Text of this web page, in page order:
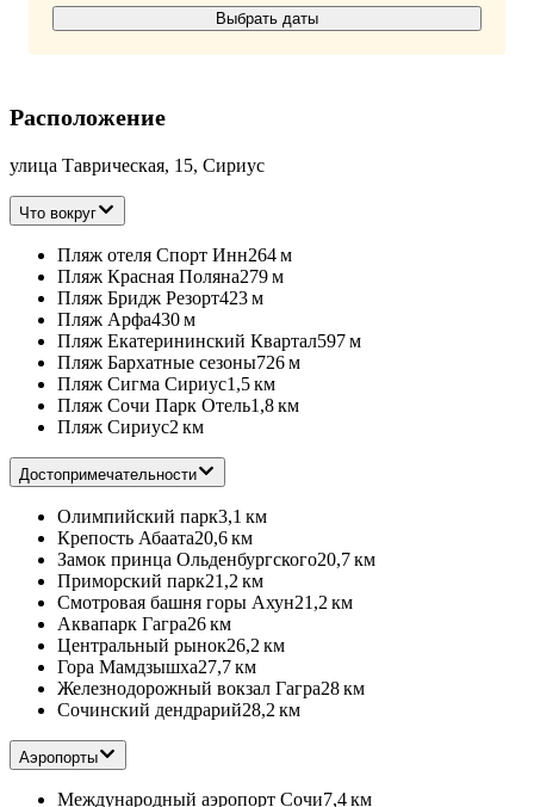
Выбрать даты
Расположение
улица Таврическая, 15, Сириус
Что вокруг
Пляж отеля Спорт Инн264 м
Пляж Красная Поляна279 м
Пляж Бридж Резорт423 м
Пляж Арфа430 м
Пляж Екатерининский Квартал597 м
Пляж Бархатные сезоны726 м
Пляж Сигма Сириус1,5 км
Пляж Сочи Парк Отель1,8 км
Пляж Сириус2 км
Достопримечательности
Олимпийский парк3,1 км
Крепость Абаата20,6 км
Замок принца Ольденбургского20,7 км
Приморский парк21,2 км
Смотровая башня горы Ахун21,2 км
Аквапарк Гагра26 км
Центральный рынок26,2 км
Гора Мамдзышха27,7 км
Железнодорожный вокзал Гагра28 км
Сочинский дендрарий28,2 км
Аэропорты
Международный аэропорт Сочи7,4 км